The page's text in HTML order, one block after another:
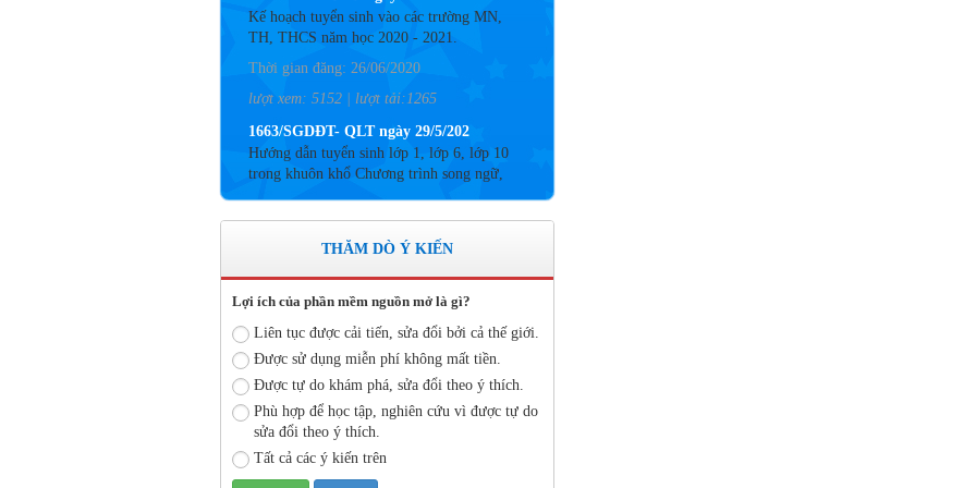
TH, THCS năm học 2020 - 2021.
Thời gian đăng: 26/06/2020
lượt xem: 5152 | lượt tải:1265
1663/SGDĐT- QLT ngày 29/5/202
trong khuôn khổ Chương trình song ngữ,
tăng cường tiếng Pháp năm học 2020-2021
lượt xem: 4183 | lượt tải:757
Số: 05 /KHCM - THVY NGÀY 10/9&
KẾ HOẠCH BỒI DƯỠNG VÀ PHÁT
TRIỂN ĐỘI NGŨ NĂM HỌC 2019- 2020
Thời gian đăng: 11/06/2020
lượt xem: 8574 | lượt tải:2796
Số: 03 /KH-THVY ngày 17/9�
KẾ HOẠCH CÔNG TÁC KIỂM TRA NỘI
BỘ NĂM HỌC 2019– 2020
Thời gian đăng: 11/06/2020
THĂM DÒ Ý KIẾN
Lợi ích của phần mềm nguồn mở là gì?
Liên tục được cải tiến, sửa đổi bởi cả thế giới.
Được sử dụng miễn phí không mất tiền.
Được tự do khám phá, sửa đổi theo ý thích.
Phù hợp để học tập, nghiên cứu vì được tự do
sửa đổi theo ý thích.
Tất cả các ý kiến trên